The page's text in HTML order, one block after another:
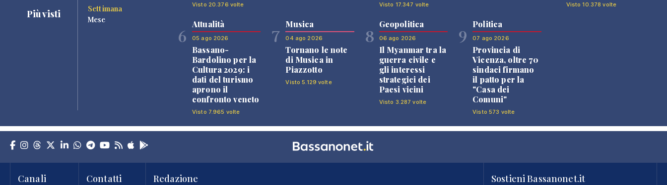
Più visti
Settimana
Mese
Visto 20.376 volte Visto 17.347 volte Visto 10.378 volte
6
Attualità
05 ago 2026
Bassano-
Bardolino per la
Cultura 2029: i
dati del turismo
aprono il
confronto veneto
Visto 7.965 volte
7
Musica
04 ago 2026
Tornano le note
di Musica in
Piazzotto
Visto 5.129 volte
8
Geopolitica
06 ago 2026
Il Myanmar tra la
guerra civile e
gli interessi
strategici dei
Paesi vicini
Visto 3.287 volte
9
Politica
07 ago 2026
Provincia di
Vicenza, oltre 70
sindaci firmano
il patto per la
"Casa dei
Comuni"
Visto 573 volte
Canali Contatti Redazione Sostieni Bassanonet.it